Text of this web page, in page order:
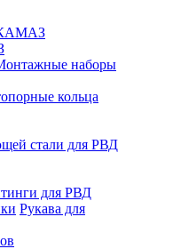
наборы
кольца
стали для РВД
для РВД
Рукава для